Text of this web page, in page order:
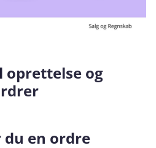
oprettelse og
en ordre